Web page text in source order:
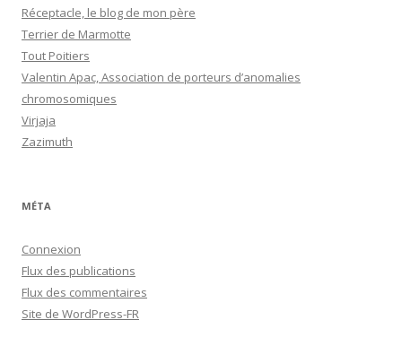
Réceptacle, le blog de mon père
Terrier de Marmotte
Tout Poitiers
Valentin Apac, Association de porteurs d’anomalies
chromosomiques
Virjaja
Zazimuth
MÉTA
Connexion
Flux des publications
Flux des commentaires
Site de WordPress-FR